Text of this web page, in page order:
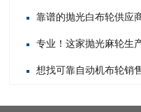
靠谱的抛光白布轮供应
专业！这家抛光麻轮生
想找可靠自动机布轮销